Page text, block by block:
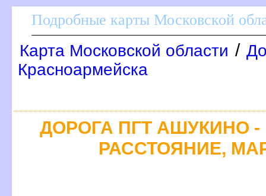
Подробные карты Московской
Карта Московской области /
Красноармейска
ДОРОГА ПГТ АШУКИНО -
РАССТОЯНИЕ,